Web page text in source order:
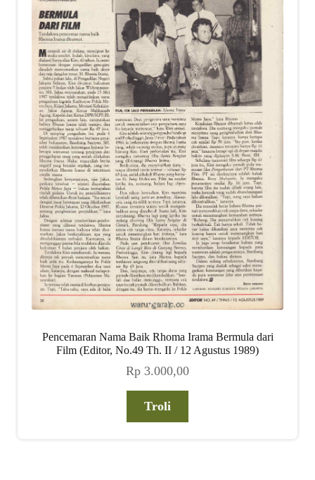
child
menu
Alamat
Rekening
Reseller
Pencemaran Nama Baik Rhoma Irama Bermula dari
Film (Editor, No.49 Th. II / 12 Agustus 1989)
Rp 3.000,00
Troli